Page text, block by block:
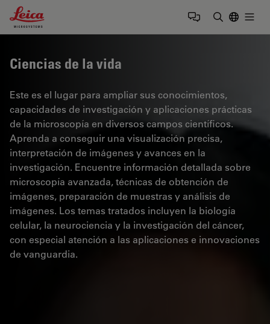
Leica Microsystems Logo
Ciencias de la vida
Este es el lugar para ampliar sus conocimientos,
capacidades de investigación y aplicaciones prácticas
de la microscopía en diversos campos científicos.
Aprenda a conseguir una visualización precisa,
interpretación de imágenes y avances en la
investigación. Encuentre información detallada sobre
microscopía avanzada, técnicas de obtención de
imágenes, preparación de muestras y análisis de
imágenes. Los temas tratados incluyen la biología
celular, la neurociencia y la investigación del cáncer,
con especial atención a las aplicaciones e innovaciones
de vanguardia.